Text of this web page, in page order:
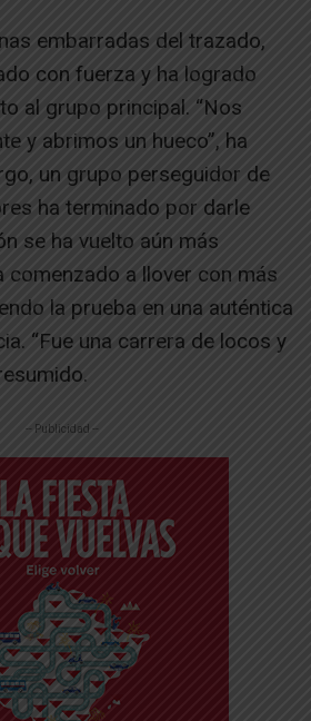
embarradas del trazado,
con fuerza y ha logrado
al grupo principal. “Nos
y abrimos un hueco”, ha
un grupo perseguidor de
ha terminado por darle
se ha vuelto aún más
comenzado a llover con más
la prueba en una auténtica
“Fue una carrera de locos y
-- Publicidad --